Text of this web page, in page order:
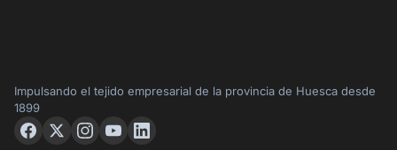
Impulsando el tejido empresarial de la provincia de Huesca desde
1899